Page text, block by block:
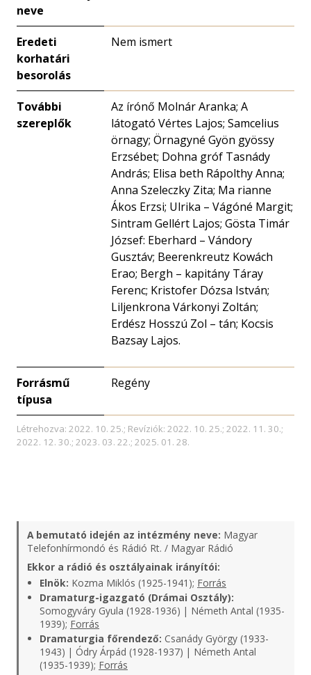
neve
Eredeti
korhatári
besorolás
Nem ismert
További
szereplők
Az írónő Molnár Aranka; A
látogató Vértes Lajos; Samcelius
örnagy; Örnagyné Gyön gyössy
Erzsébet; Dohna gróf Tasnády
András; Elisa beth Rápolthy Anna;
Anna Szeleczky Zita; Ma rianne
Ákos Erzsi; Ulrika – Vágóné Margit;
Sintram Gellért Lajos; Gösta Timár
József: Eberhard – Vándory
Gusztáv; Beerenkreutz Kowách
Erao; Bergh – kapitány Táray
Ferenc; Kristofer Dózsa István;
Liljenkrona Várkonyi Zoltán;
Erdész Hosszú Zol – tán; Kocsis
Bazsay Lajos.
Forrásmű
típusa
Regény
Létrehozva: 2022. 10. 25.; Revíziók: 2022. 10. 25.; 2022. 11. 30.;
2022. 12. 30.; 2023. 03. 22.; 2025. 01. 28.
A bemutató idején az intézmény neve: Magyar
Telefonhírmondó és Rádió Rt. / Magyar Rádió
Ekkor a rádió és osztályainak irányítói:
Elnök: Kozma Miklós (1925-1941); Forrás
Dramaturg-igazgató (Drámai Osztály):
Somogyváry Gyula (1928-1936) | Németh Antal (1935-
1939); Forrás
Dramaturgia főrendező: Csanády György (1933-
1943) | Ódry Árpád (1928-1937) | Németh Antal
(1935-1939); Forrás